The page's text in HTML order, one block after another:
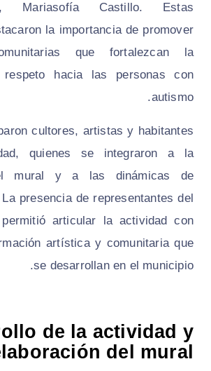
Mariasofía Castillo. Estas
la importancia de promover
que fortalezcan la
hacia las personas con
autismo.
cultores, artistas y habitantes
quienes se integraron a la
mural y a las dinámicas de
presencia de representantes del
articular la actividad con
artística y comunitaria que
se desarrollan en el municipio.
de la actividad y
del mural